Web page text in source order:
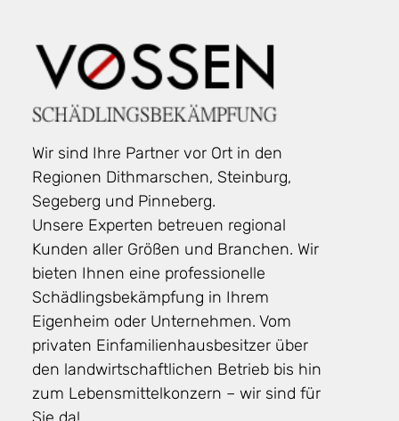
Wir sind Ihre Partner vor Ort in den
Regionen Dithmarschen, Steinburg,
Segeberg und Pinneberg.
Unsere Experten betreuen regional
Kunden aller Größen und Branchen. Wir
bieten Ihnen eine professionelle
Schädlingsbekämpfung in Ihrem
Eigenheim oder Unternehmen. Vom
privaten Einfamilienhausbesitzer über
den landwirtschaftlichen Betrieb bis hin
zum Lebensmittelkonzern – wir sind für